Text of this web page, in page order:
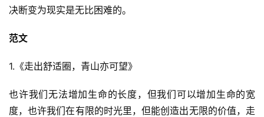
决断变为现实是无比困难的。
范文
1.《走出舒适圈，青山亦可望》
也许我们无法增加生命的长度，但我们可以增加生命的宽
度，也许我们在有限的时光里，但能创造出无限的价值，走